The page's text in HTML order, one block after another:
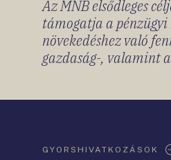
Az MNB elsődleges
támogatja a
növekedéshez való
gazdaság-, valamint
GYORSHIVATKOZÁSOK